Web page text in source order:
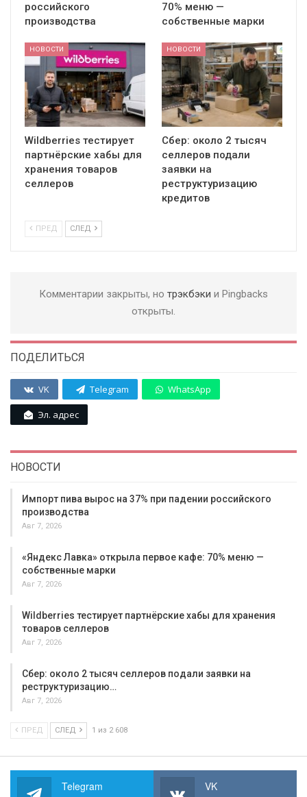
российского
производства
70% меню —
собственные марки
НОВОСТИ
Wildberries тестирует
партнёрские хабы для
хранения товаров
селлеров
НОВОСТИ
Сбер: около 2 тысяч
селлеров подали
заявки на
реструктуризацию
кредитов
ПРЕД СЛЕД
Комментарии закрыты, но трэкбэки и Pingbacks
открыты.
ПОДЕЛИТЬСЯ
VK Telegram WhatsApp
Эл. адрес
НОВОСТИ
Импорт пива вырос на 37% при падении российского
производства
Авг 7, 2026
«Яндекс Лавка» открыла первое кафе: 70% меню —
собственные марки
Авг 7, 2026
Wildberries тестирует партнёрские хабы для хранения
товаров селлеров
Авг 7, 2026
Сбер: около 2 тысяч селлеров подали заявки на
реструктуризацию…
Авг 7, 2026
ПРЕД СЛЕД 1 из 2 608
Telegram VK